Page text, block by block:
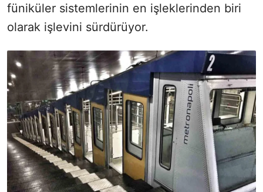
füniküler sistemlerinin en işleklerinden biri
olarak işlevini sürdürüyor.